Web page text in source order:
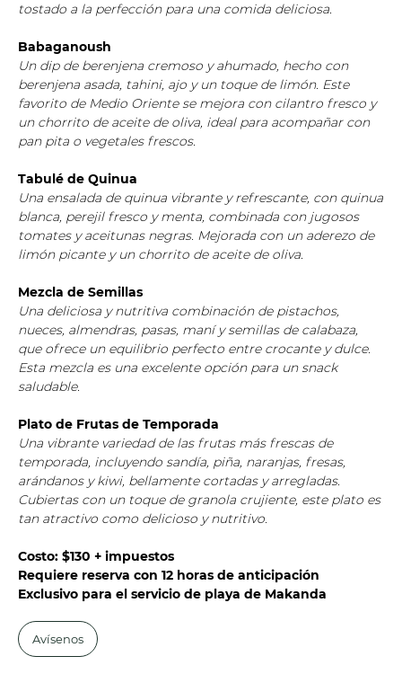
tostado a la perfección para una comida deliciosa.
Babaganoush
Un dip de berenjena cremoso y ahumado, hecho con
berenjena asada, tahini, ajo y un toque de limón. Este
favorito de Medio Oriente se mejora con cilantro fresco y
un chorrito de aceite de oliva, ideal para acompañar con
pan pita o vegetales frescos.
Tabulé de Quinua
Una ensalada de quinua vibrante y refrescante, con quinua
blanca, perejil fresco y menta, combinada con jugosos
tomates y aceitunas negras. Mejorada con un aderezo de
limón picante y un chorrito de aceite de oliva.
Mezcla de Semillas
Una deliciosa y nutritiva combinación de pistachos,
nueces, almendras, pasas, maní y semillas de calabaza,
que ofrece un equilibrio perfecto entre crocante y dulce.
Esta mezcla es una excelente opción para un snack
saludable.
Plato de Frutas de Temporada
Una vibrante variedad de las frutas más frescas de
temporada, incluyendo sandía, piña, naranjas, fresas,
arándanos y kiwi, bellamente cortadas y arregladas.
Cubiertas con un toque de granola crujiente, este plato es
tan atractivo como delicioso y nutritivo.
Costo: $130 + impuestos
Requiere reserva con 12 horas de anticipación
Exclusivo para el servicio de playa de Makanda
Avísenos